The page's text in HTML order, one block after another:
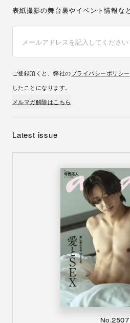
表紙撮影の舞台裏やイベント情報な
ご登録頂くと、弊社のプライバシーポリシー
したことになります。
メルマガ解除はこちら
Latest issue
No.2507